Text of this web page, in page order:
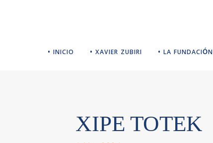
• INICIO • XAVIER ZUBIRI • LA FUNDACIÓN
XIPE TOTEK